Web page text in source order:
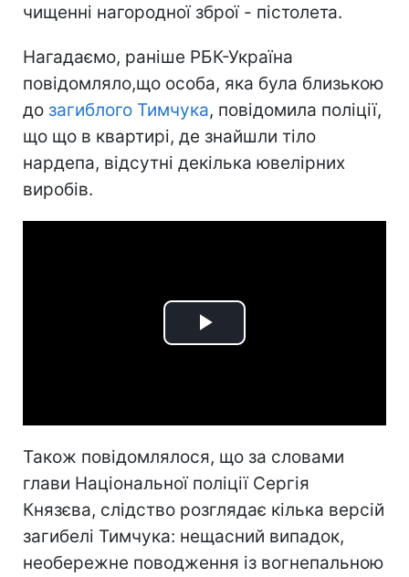
чищенні нагородної зброї - пістолета.
Нагадаємо, раніше РБК-Україна
повідомляло,що особа, яка була близькою
до загиблого Тимчука, повідомила поліції,
що що в квартирі, де знайшли тіло
нардепа, відсутні декілька ювелірних
виробів.
Play
Також повідомлялося, що за словами
глави Національної поліції Сергія
Князєва, слідство розглядає кілька версій
загибелі Тимчука: нещасний випадок,
необережне поводження із вогнепальною